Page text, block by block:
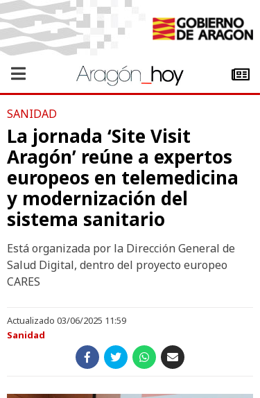
SANIDAD
La jornada ‘Site Visit
Aragón’ reúne a expertos
europeos en telemedicina
y modernización del
sistema sanitario
Está organizada por la Dirección General de
Salud Digital, dentro del proyecto europeo
CARES
Actualizado 03/06/2025 11:59
Sanidad